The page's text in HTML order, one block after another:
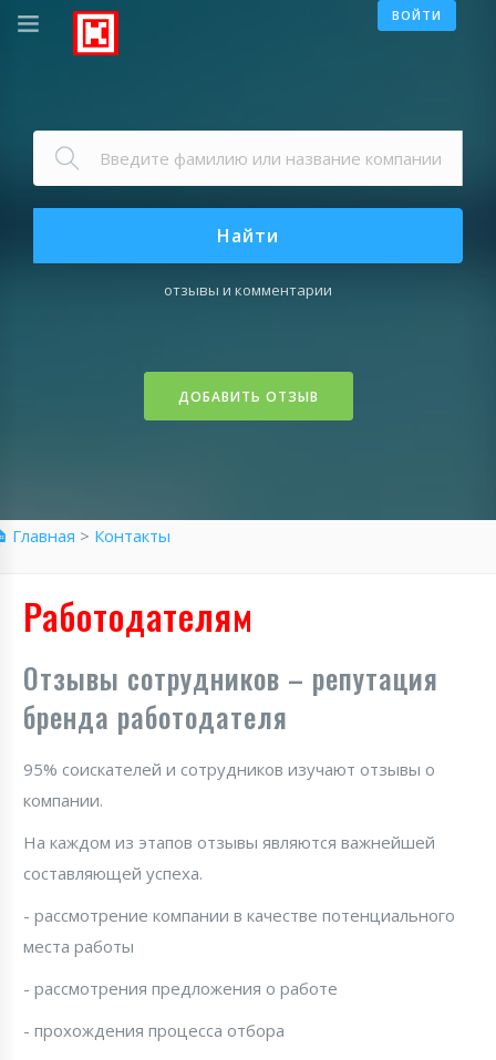
ВОЙТИ
Найти
отзывы и комментарии
ДОБАВИТЬ ОТЗЫВ
Главная > Контакты
Работодателям
Отзывы сотрудников – репутация
бренда работодателя
95% соискателей и сотрудников изучают отзывы о
компании.
На каждом из этапов отзывы являются важнейшей
составляющей успеха.
- рассмотрение компании в качестве потенциального
места работы
- рассмотрения предложения о работе
- прохождения процесса отбора